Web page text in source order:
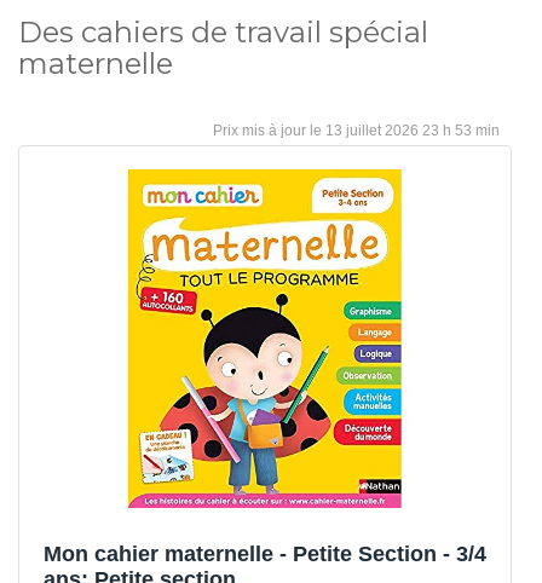
Des cahiers de travail spécial
maternelle
13 juillet 2026 23 h 53 min
Mon cahier maternelle - Petite Section - 3/4